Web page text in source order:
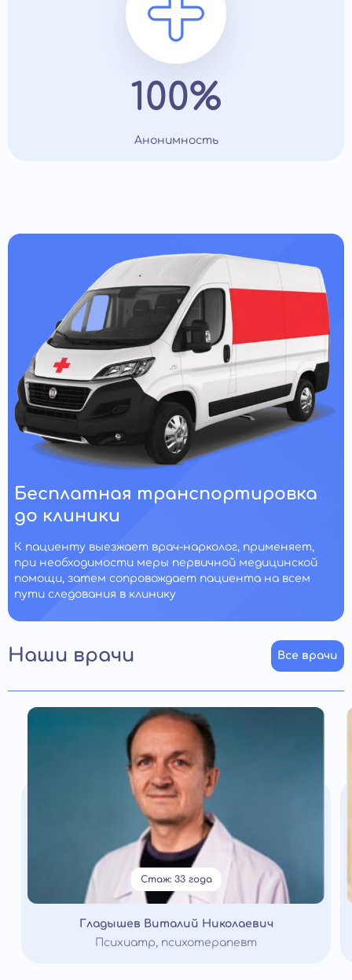
100%
Анонимность
Бесплатная транспортировка
до клиники
К пациенту выезжает врач-нарколог, применяет,
при необходимости меры первичной медицинской
помощи, затем сопровождает пациента на всем
пути следования в клинику
Наши врачи Все врачи
Стаж: 33 года
Гладышев Виталий Николаевич
Психиатр, психотерапевт